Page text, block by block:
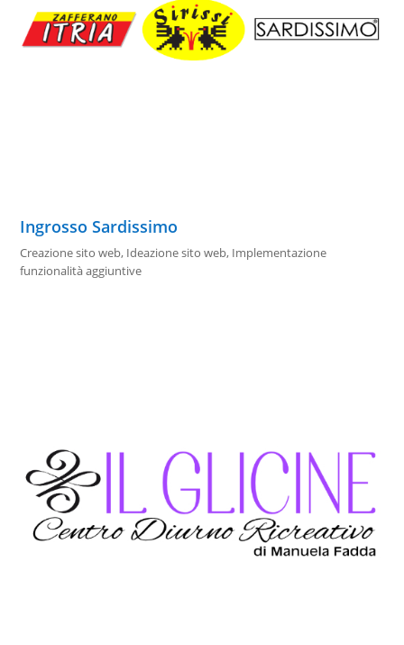
Ingrosso Sardissimo
Creazione sito web, Ideazione sito web, Implementazione
funzionalità aggiuntive